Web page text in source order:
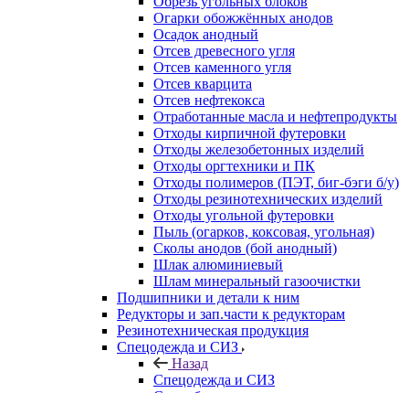
Огарки обожжённых анодов
Осадок анодный
Отсев древесного угля
Отсев каменного угля
Отсев кварцита
Отсев нефтекокса
Отработанные масла и нефтепродукты
Отходы кирпичной футеровки
Отходы железобетонных изделий
Отходы оргтехники и ПК
Отходы полимеров (ПЭТ, биг-бэги б/у)
Отходы резинотехнических изделий
Отходы угольной футеровки
Пыль (огарков, коксовая, угольная)
Сколы анодов (бой анодный)
Шлак алюминиевый
Шлам минеральный газоочистки
Подшипники и детали к ним
Редукторы и зап.части к редукторам
Резинотехническая продукция
Спецодежда и СИЗ
Назад
Спецодежда и СИЗ